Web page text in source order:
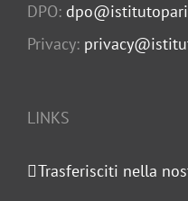
DPO:
Privacy:
LINKS
Trasferisciti nella